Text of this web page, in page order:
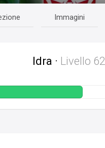
Immagini
Idra · Livello 62